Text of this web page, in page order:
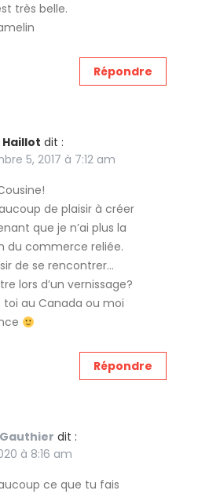
très belle.
Répondre
dit :
5, 2017 à 7:12 am
de plaisir à créer
que je n’ai plus la
du commerce reliée.
de se rencontrer…
lors d’un vernissage?
toi au Canada ou moi
Répondre
dit :
à 8:16 am
ce que tu fais